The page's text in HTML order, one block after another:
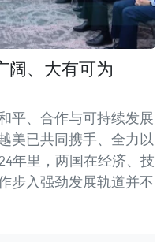
阔、大有可为
平、合作与可持续发展
美已共同携手、全力以
年里，两国在经济、技
步入强劲发展轨道并不